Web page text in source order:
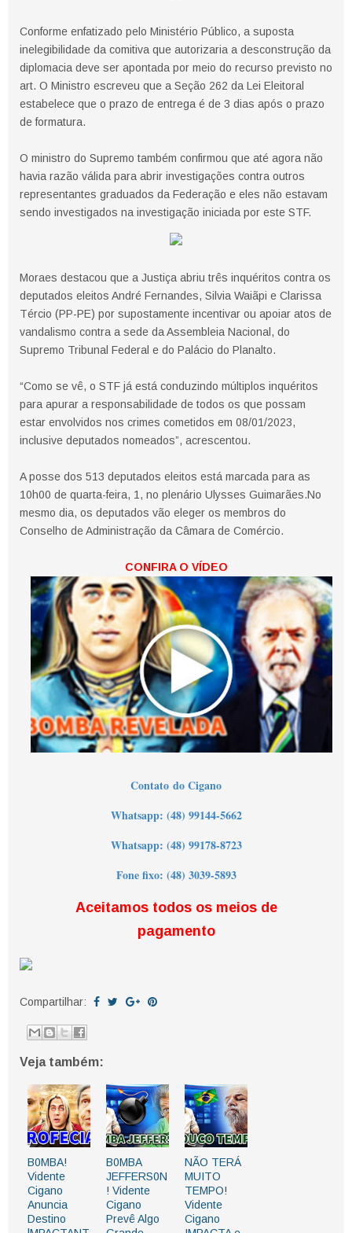
Conforme enfatizado pelo Ministério Público, a suposta
inelegibilidade da comitiva que autorizaria a desconstrução da
diplomacia deve ser apontada por meio do recurso previsto no
art. O Ministro escreveu que a Seção 262 da Lei Eleitoral
estabelece que o prazo de entrega é de 3 dias após o prazo
de formatura.
O ministro do Supremo também confirmou que até agora não
havia razão válida para abrir investigações contra outros
representantes graduados da Federação e eles não estavam
sendo investigados na investigação iniciada por este STF.
Moraes destacou que a Justiça abriu três inquéritos contra os
deputados eleitos André Fernandes, Silvia Waiãpi e Clarissa
Tércio (PP-PE) por supostamente incentivar ou apoiar atos de
vandalismo contra a sede da Assembleia Nacional, do
Supremo Tribunal Federal e do Palácio do Planalto.
“Como se vê, o STF já está conduzindo múltiplos inquéritos
para apurar a responsabilidade de todos os que possam
estar envolvidos nos crimes cometidos em 08/01/2023,
inclusive deputados nomeados”, acrescentou.
A posse dos 513 deputados eleitos está marcada para as
10h00 de quarta-feira, 1, no plenário Ulysses Guimarães.No
mesmo dia, os deputados vão eleger os membros do
Conselho de Administração da Câmara de Comércio.
CONFIRA O VÍDEO
Contato do Cigano
Whatsapp: (48) 99144-5662
Whatsapp: (48) 99178-8723
Fone fixo: (48) 3039-5893
Aceitamos todos os meios de
pagamento
Compartilhar:
Veja também:
B0MBA!
Vidente
Cigano
Anuncia
Destino
B0MBA
JEFFERS0N
! Vidente
Cigano
Prevê Algo
NÃO TERÁ
MUITO
TEMPO!
Vidente
Cigano